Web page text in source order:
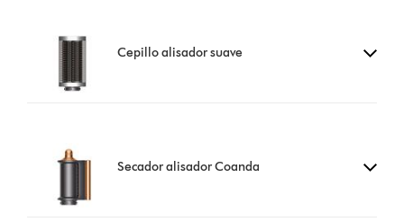
Cepillo alisador suave
Secador alisador Coanda